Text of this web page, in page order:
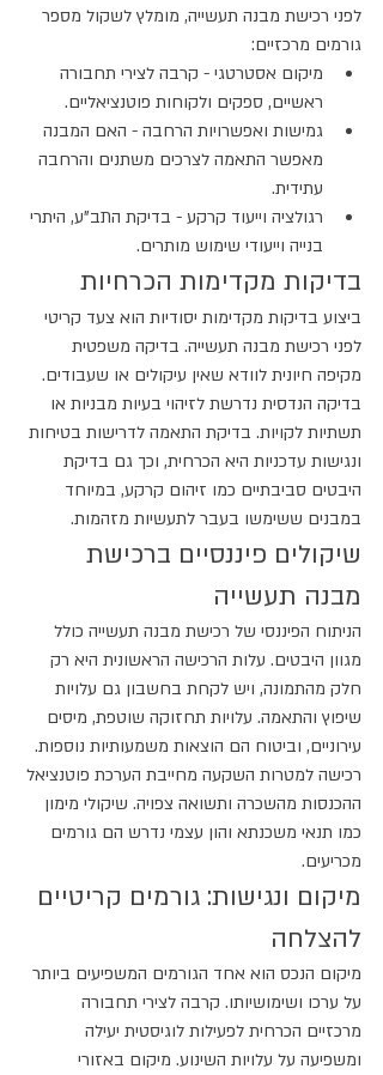
לפני רכישת מבנה תעשייה, מומלץ לשקול מספר
גורמים מרכזיים:
מיקום אסטרטגי - קרבה לצירי תחבורה
ראשיים, ספקים ולקוחות פוטנציאליים.
גמישות ואפשרויות הרחבה - האם המבנה
מאפשר התאמה לצרכים משתנים והרחבה
עתידית.
רגולציה וייעוד קרקע - בדיקת התב"ע, היתרי
בנייה וייעודי שימוש מותרים.
בדיקות מקדימות הכרחיות
ביצוע בדיקות מקדימות יסודיות הוא צעד קריטי
לפני רכישת מבנה תעשייה. בדיקה משפטית
מקיפה חיונית לוודא שאין עיקולים או שעבודים.
בדיקה הנדסית נדרשת לזיהוי בעיות מבניות או
תשתיות לקויות. בדיקת התאמה לדרישות בטיחות
ונגישות עדכניות היא הכרחית, וכך גם בדיקת
היבטים סביבתיים כמו זיהום קרקע, במיוחד
במבנים ששימשו בעבר לתעשיות מזהמות.
שיקולים פיננסיים ברכישת
מבנה תעשייה
הניתוח הפיננסי של רכישת מבנה תעשייה כולל
מגוון היבטים. עלות הרכישה הראשונית היא רק
חלק מהתמונה, ויש לקחת בחשבון גם עלויות
שיפוץ והתאמה. עלויות תחזוקה שוטפת, מיסים
עירוניים, וביטוח הם הוצאות משמעותיות נוספות.
רכישה למטרות השקעה מחייבת הערכת פוטנציאל
ההכנסות מהשכרה ותשואה צפויה. שיקולי מימון
כמו תנאי משכנתא והון עצמי נדרש הם גורמים
מכריעים.
מיקום ונגישות: גורמים קריטיים
להצלחה
מיקום הנכס הוא אחד הגורמים המשפיעים ביותר
על ערכו ושימושיותו. קרבה לצירי תחבורה
מרכזיים הכרחית לפעילות לוגיסטית יעילה
ומשפיעה על עלויות השינוע. מיקום באזורי